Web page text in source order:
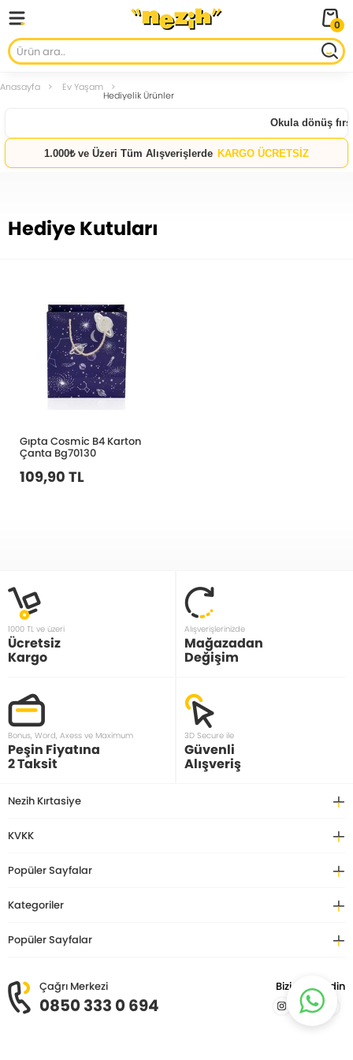
0
Anasayfa Ev Yaşam
Hediyelik Ürünler
Okula dönüş
1.000₺ ve Üzeri Tüm Alışverişlerde KARGO ÜCRETSİZ
Hediye Kutuları
Gıpta Cosmic B4 Karton
Çanta Bg70130
109,90 TL
1000 TL ve üzeri
Ücretsiz
Kargo
Alışverişlerinizde
Mağazadan
Değişim
Bonus, Word, Axess ve Maximum
Peşin Fiyatına
2 Taksit
3D Secure ile
Güvenli
Alışveriş
Nezih Kırtasiye
KVKK
Popüler Sayfalar
Kategoriler
Popüler Sayfalar
Çağrı Merkezi
0850 333 0 694
Bizi Takip Edin